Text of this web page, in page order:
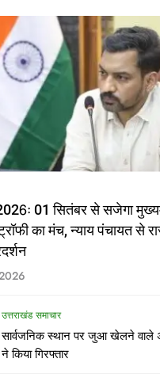
01 सितंबर से सजेगा
का मंच, न्याय पंचायत से
उत्तराखंड समाचार
सार्वजनिक स्थान पर जुआ खेलने वाले
ने किया गिरफ्तार
राष्ट्रीय हथकरघा
कारीगरों को किया
उत्तराखंड समाचार
का गठन
उत्तराखंड समाचार